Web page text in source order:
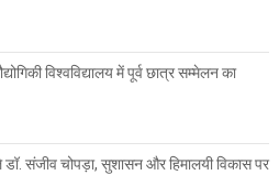
विश्वविद्यालय में पूर्व छात्र सम्मेलन का
संजीव चोपड़ा, सुशासन और हिमालयी विकास पर